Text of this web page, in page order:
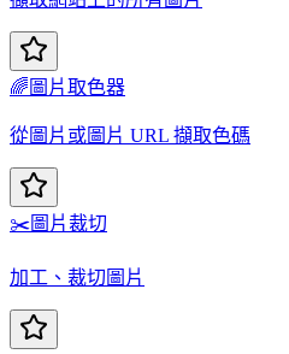
🌈 圖片取色器
從圖片或圖片 URL 擷取色碼
✂️圖片裁切
加工、裁切圖片